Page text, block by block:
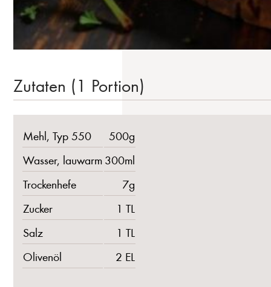
Zutaten (1 Portion)
Mehl, Typ 550
500g
Wasser, lauwarm 300ml
Trockenhefe
7g
Zucker
1 TL
Salz
1 TL
Olivenöl
2 EL